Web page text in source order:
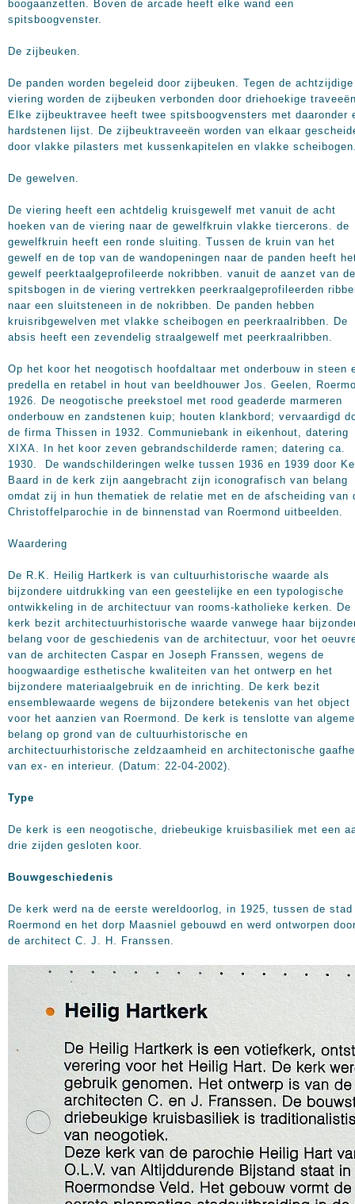
boogaanzetten. Boven de arcade heeft elke wand een
spitsboogvenster.
De zijbeuken.
De panden worden begeleid door zijbeuken. Tegen de achtzijdige
viering worden de zijbeuken verbonden door driehoekige
Elke zijbeuktravee heeft twee spitsboogvensters met daaronder
hardstenen lijst. De zijbeuktraveeën worden van elkaar
door vlakke pilasters met kussenkapitelen en vlakke
De gewelven.
De viering heeft een achtdelig kruisgewelf met vanuit de acht
hoeken van de viering naar de gewelfkruin vlakke tiercerons. de
gewelfkruin heeft een ronde sluiting. Tussen de kruin van het
gewelf en de top van de wandopeningen naar de panden heeft
gewelf peerktaalgeprofileerde nokribben. vanuit de aanzet van de
spitsbogen in de viering vertrekken peerkraalgeprofileerden
naar een sluitsteneen in de nokribben. De panden hebben
kruisribgewelven met vlakke scheibogen en peerkraalribben. De
absis heeft een zevendelig straalgewelf met peerkraalribben.
Op het koor het neogotisch hoofdaltaar met onderbouw in steen
predella en retabel in hout van beeldhouwer Jos. Geelen,
1926. De neogotische preekstoel met rood geaderde marmeren
onderbouw en zandstenen kuip; houten klankbord; vervaardigd
de firma Thissen in 1932. Communiebank in eikenhout, datering
XIXA. In het koor zeven gebrandschilderde ramen; datering ca.
1930. De wandschilderingen welke tussen 1936 en 1939 door
Baard in de kerk zijn aangebracht zijn iconografisch van belang
omdat zij in hun thematiek de relatie met en de afscheiding van
Christoffelparochie in de binnenstad van Roermond uitbeelden.
Waardering
De R.K. Heilig Hartkerk is van cultuurhistorische waarde als
bijzondere uitdrukking van een geestelijke en een typologische
ontwikkeling in de architectuur van rooms-katholieke kerken. De
kerk bezit architectuurhistorische waarde vanwege haar
belang voor de geschiedenis van de architectuur, voor het
van de architecten Caspar en Joseph Franssen, wegens de
hoogwaardige esthetische kwaliteiten van het ontwerp en het
bijzondere materiaalgebruik en de inrichting. De kerk bezit
ensemblewaarde wegens de bijzondere betekenis van het object
voor het aanzien van Roermond. De kerk is tenslotte van
belang op grond van de cultuurhistorische en
architectuurhistorische zeldzaamheid en architectonische
van ex- en interieur. (Datum: 22-04-2002).
Type
De kerk is een neogotische, driebeukige kruisbasiliek met een
drie zijden gesloten koor.
Bouwgeschiedenis
De kerk werd na de eerste wereldoorlog, in 1925, tussen de stad
Roermond en het dorp Maasniel gebouwd en werd ontworpen
de architect C. J. H. Franssen.